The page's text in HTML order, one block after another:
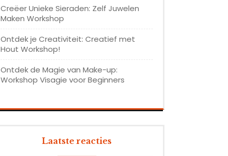
Creëer Unieke Sieraden: Zelf Juwelen
Maken Workshop
Ontdek je Creativiteit: Creatief met
Hout Workshop!
Ontdek de Magie van Make-up:
Workshop Visagie voor Beginners
Laatste reacties